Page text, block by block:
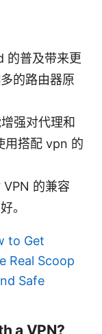
的普及带来更
的路由器原
强对代理和
用搭配 vpn 的
的兼容
。
to Get
Real Scoop
Safe
a VPN?